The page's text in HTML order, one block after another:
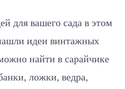
для вашего сада в этом
идеи винтажных
найти в сарайчике
ложки, ведра,